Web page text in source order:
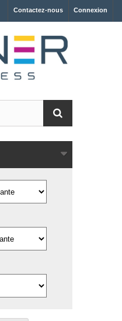
Connexion
Contactez-nous